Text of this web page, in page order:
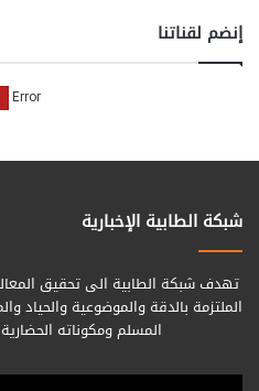
إنضم لقناتنا
شبكة الطابية الإخبارية
تهدف شبكة الطابية الى تحقيق
الملتزمة بالدقة والموضوعية والحياد
المسلم ومكوناته